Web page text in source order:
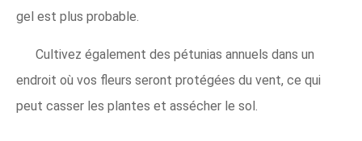
gel est plus probable.
Cultivez également des pétunias annuels dans un
endroit où vos fleurs seront protégées du vent, ce qui
peut casser les plantes et assécher le sol.